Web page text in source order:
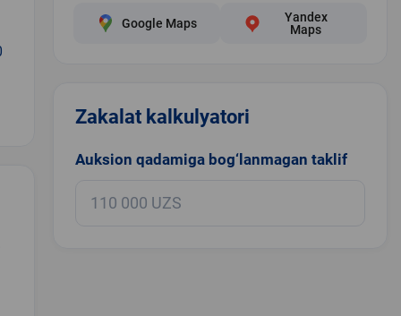
Google Maps
Yandex
Maps
Zakalat kalkulyatori
Auksion qadamiga bog‘lanmagan taklif